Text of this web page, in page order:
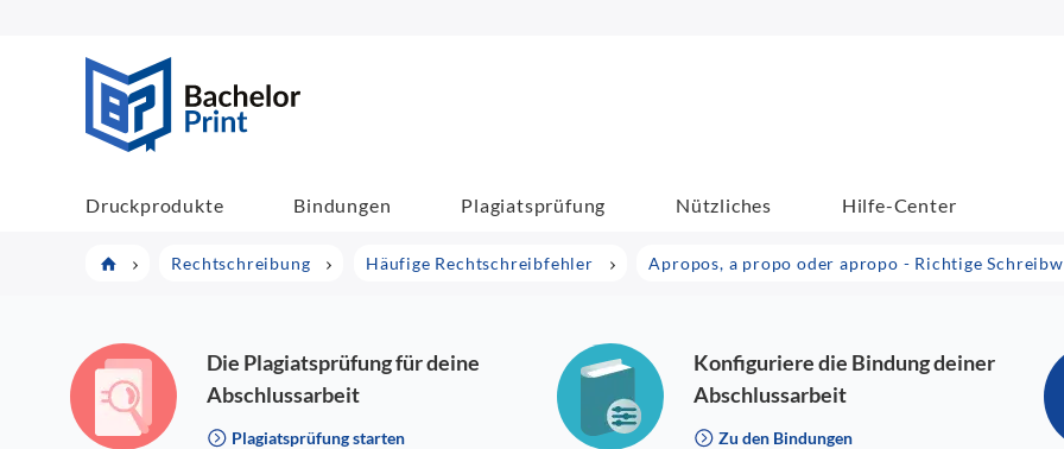
Druckprodukte Bindungen Plagiatsprüfung Nützliches Hilfe-Center
Rechtschreibung Häufige Rechtschreibfehler Apropos, a propo oder apropo - Richtige
Die Plagiatsprüfung für deine
Abschlussarbeit
Plagiatsprüfung starten
Konfiguriere die Bindung deiner
Abschlussarbeit
Zu den Bindungen